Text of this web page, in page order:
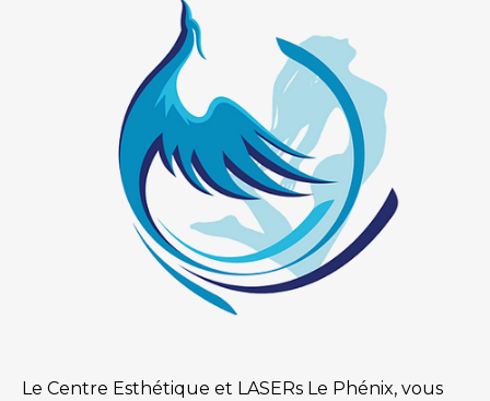
Le Centre Esthétique et LASERs Le Phénix, vous